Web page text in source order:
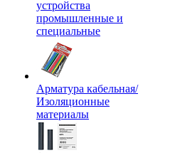
устройства
промышленные и
специальные
Арматура кабельная/
Изоляционные
материалы